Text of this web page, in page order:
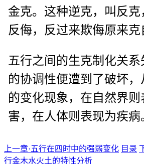
金克。这种逆克，叫反克
反侮，反过来欺侮原来克
五行之间的生克制化关
的协调性便遭到了破坏
的变化现象，在自然界
害，在人体则表现为疾病
上一章·五行在四时中的强弱变化 目录
行金木水火土的特性分析